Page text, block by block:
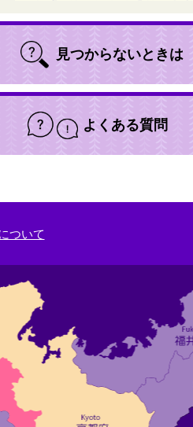
見つからないときは
よくある質問
ついて